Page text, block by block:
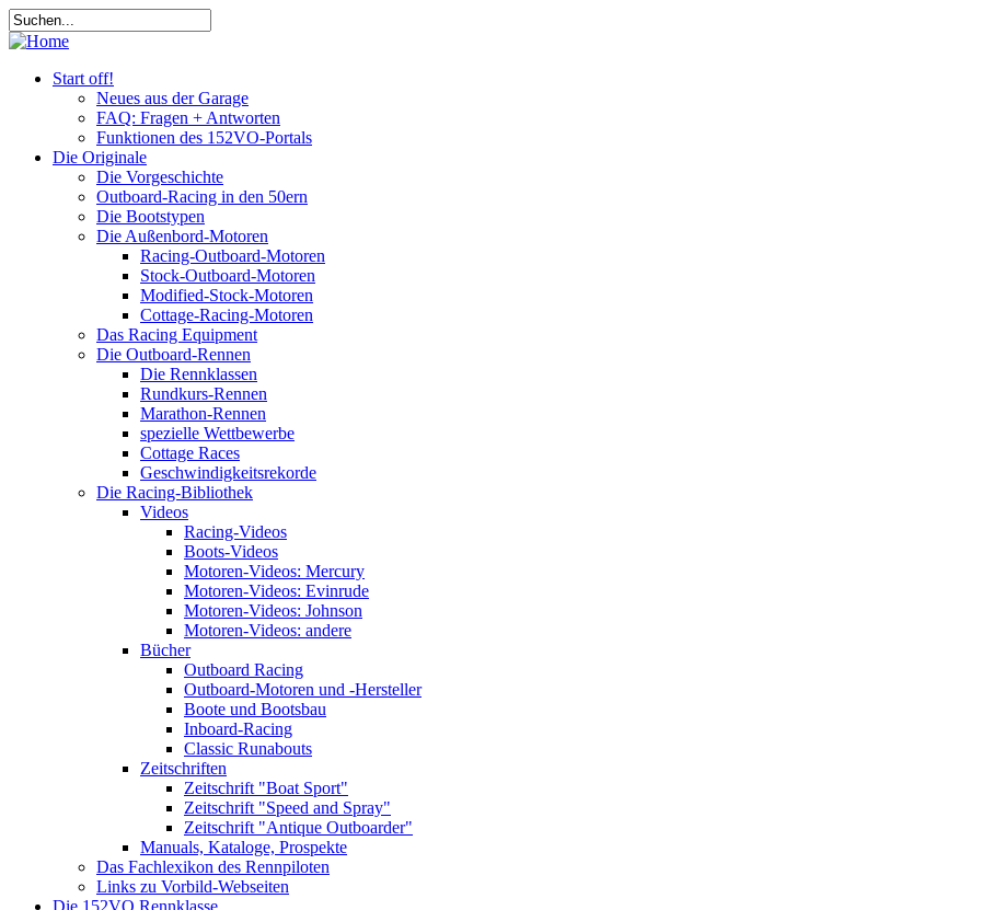
Start off!
Neues aus der Garage
FAQ: Fragen + Antworten
Funktionen des 152VO-Portals
Die Originale
Die Vorgeschichte
Outboard-Racing in den 50ern
Die Bootstypen
Die Außenbord-Motoren
Racing-Outboard-Motoren
Stock-Outboard-Motoren
Modified-Stock-Motoren
Cottage-Racing-Motoren
Das Racing Equipment
Die Outboard-Rennen
Die Rennklassen
Rundkurs-Rennen
Marathon-Rennen
spezielle Wettbewerbe
Cottage Races
Geschwindigkeitsrekorde
Die Racing-Bibliothek
Videos
Racing-Videos
Boots-Videos
Motoren-Videos: Mercury
Motoren-Videos: Evinrude
Motoren-Videos: Johnson
Motoren-Videos: andere
Bücher
Outboard Racing
Outboard-Motoren und -Hersteller
Boote und Bootsbau
Inboard-Racing
Classic Runabouts
Zeitschriften
Zeitschrift "Boat Sport"
Zeitschrift "Speed and Spray"
Zeitschrift "Antique Outboarder"
Manuals, Kataloge, Prospekte
Das Fachlexikon des Rennpiloten
Links zu Vorbild-Webseiten
Die 152VO Rennklasse